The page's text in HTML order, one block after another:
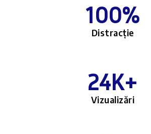
100%
Distracție
24K+
Vizualizări